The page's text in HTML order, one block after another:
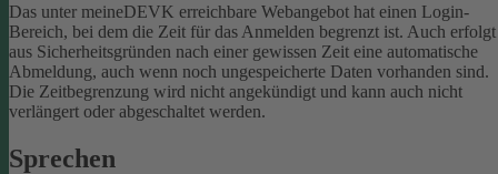
Das unter meineDEVK erreichbare Webangebot hat einen Login-
Bereich, bei dem die Zeit für das Anmelden begrenzt ist. Auch erfolgt
aus Sicherheitsgründen nach einer gewissen Zeit eine automatische
Abmeldung, auch wenn noch ungespeicherte Daten vorhanden sind.
Die Zeitbegrenzung wird nicht angekündigt und kann auch nicht
verlängert oder abgeschaltet werden.
Sprechen